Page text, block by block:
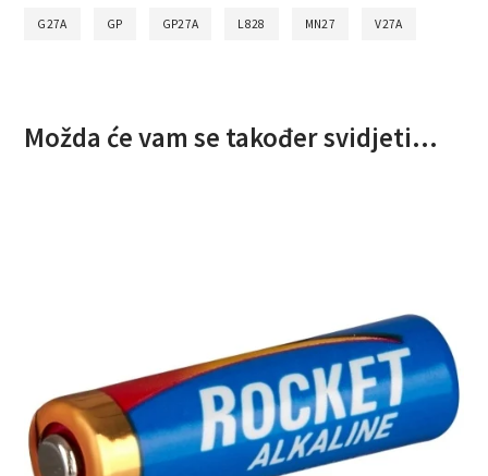
G27A GP GP27A L828 MN27 V27A
Možda će vam se također svidjeti…